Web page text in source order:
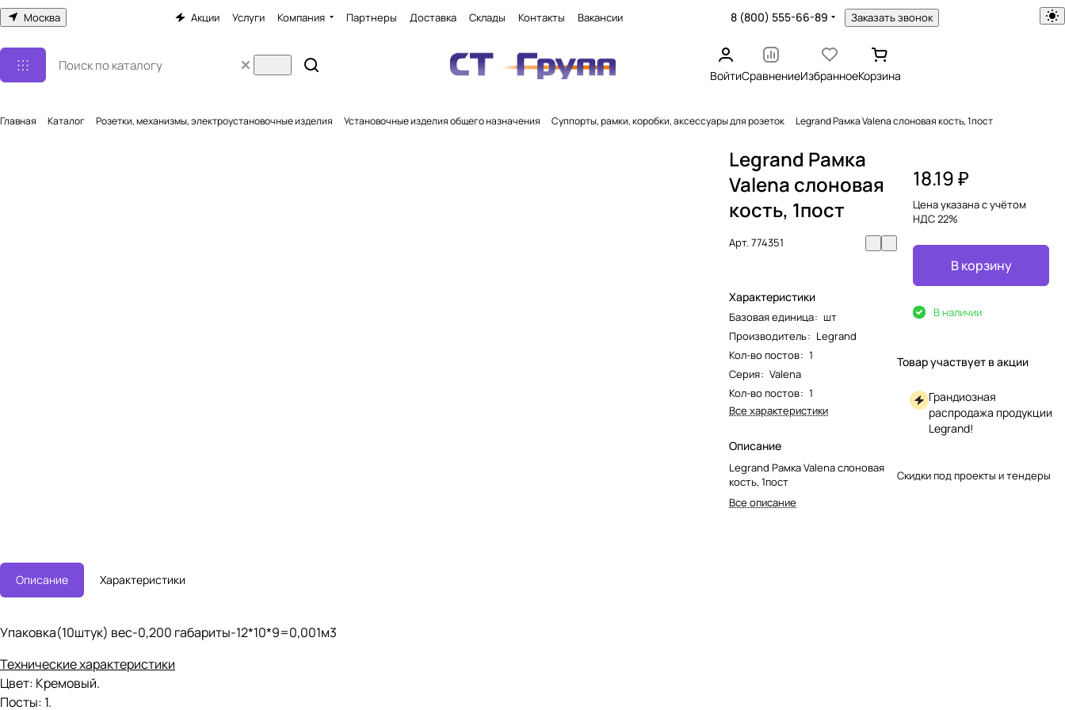
Москва Акции Услуги Компания Партнеры Доставка Склады Контакты Вакансии 8 (800) 555-66-89 Заказать звонок
ВойтиСравнениеИзбранноеКорзина
Главная Каталог Розетки, механизмы, электроустановочные изделия Установочные изделия общего назначения Суппорты, рамки, коробки, аксессуары для розеток Legrand Рамка Valena слоновая кость, 1пост
Legrand Рамка
Valena слоновая
кость, 1пост
Арт.774351
Характеристики
Базовая единица: шт
Производитель: Legrand
Кол-во постов: 1
Серия: Valena
Кол-во постов: 1
Все характеристики
Описание
Legrand Рамка Valena слоновая
кость, 1пост
Все описание
18.19 ₽
Цена указана с учётом
НДС 22%
В корзину
В наличии
Товар участвует в акции
Грандиозная
распродажа продукции
Legrand!
Скидки под проекты и тендеры
Описание Характеристики
Упаковка(10штук) вес-0,200 габариты-12*10*9=0,001м3
Технические характеристики
Цвет: Кремовый.
Посты: 1.